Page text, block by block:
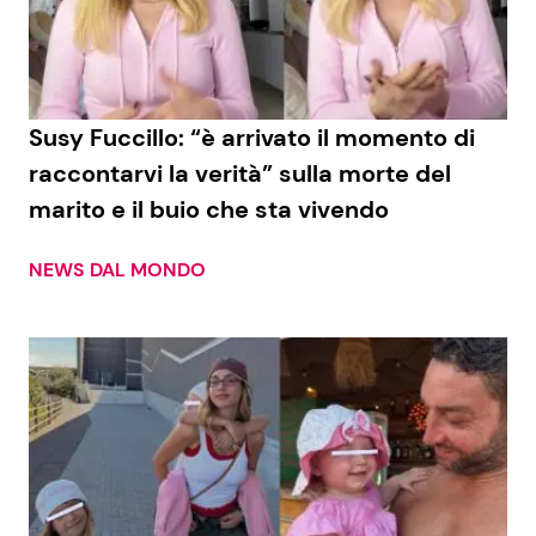
Economia
Persone Scomparse
Politica
Fiction e Serie TV
Programmi TV
Soap Opera
News Cinema
News Musica
News Spettacolo
News dal mondo
Susy Fuccillo: “è arrivato il momento di
raccontarvi la verità” sulla morte del
marito e il buio che sta vivendo
NEWS DAL MONDO